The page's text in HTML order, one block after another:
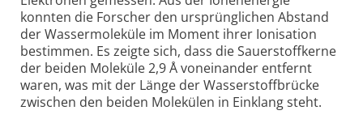
konnten die Forscher den ursprünglichen Abstand
der Wassermoleküle im Moment ihrer Ionisation
bestimmen. Es zeigte sich, dass die Sauerstoffkerne
der beiden Moleküle 2,9 Å voneinander entfernt
waren, was mit der Länge der Wasserstoffbrücke
zwischen den beiden Molekülen in Einklang steht.